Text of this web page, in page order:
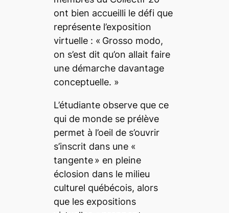
ont bien accueilli le défi que
représente l’exposition
virtuelle : « Grosso modo,
on s’est dit qu’on allait faire
une démarche davantage
conceptuelle. »
L’étudiante observe que ce
qui de monde se prélève
permet à l’oeil de s’ouvrir
s’inscrit dans une «
tangente» en pleine
éclosion dans le milieu
culturel québécois, alors
que les expositions